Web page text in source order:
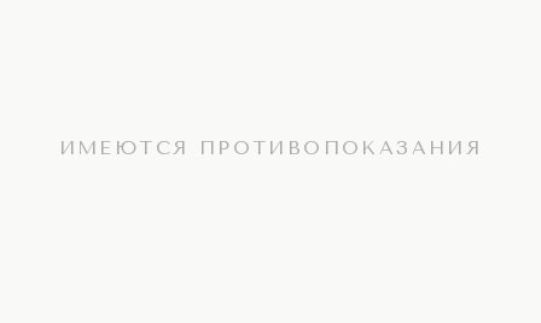
ИМЕЮТСЯ ПРОТИВОПОКАЗАНИЯ